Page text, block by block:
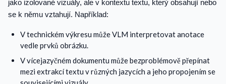
jako izolované vizuály, ale v kontextu textu, který obsahují nebo
se k němu vztahují. Například:
V technickém výkresu může VLM interpretovat anotace
vedle prvků obrázku.
V vícejazyčném dokumentu může bezproblémově přepínat
mezi extrakcí textu v různých jazycích a jeho propojením se